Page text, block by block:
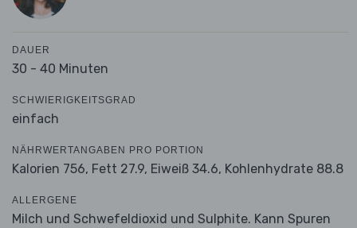
DAUER
30 - 40 Minuten
SCHWIERIGKEITSGRAD
einfach
NÄHRWERTANGABEN PRO PORTION
Kalorien 756, Fett 27.9, Eiweiß 34.6, Kohlenhydrate 88.8
ALLERGENE
Milch und Schwefeldioxid und Sulphite. Kann Spuren